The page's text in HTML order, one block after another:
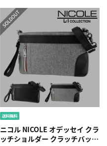
ニコル NICOLE オデッセイ クラ
ッチショルダー クラッチバッグ